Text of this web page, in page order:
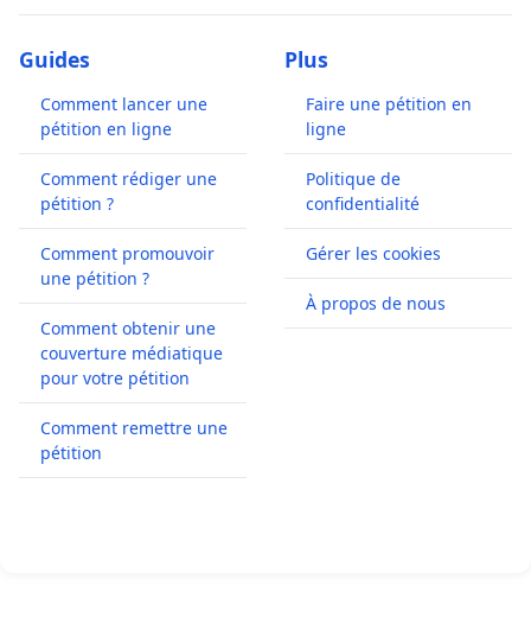
Guides
Comment lancer une
pétition en ligne
Comment rédiger une
pétition ?
Comment promouvoir
une pétition ?
Comment obtenir une
couverture médiatique
pour votre pétition
Comment remettre une
pétition
Plus
Faire une pétition en
ligne
Politique de
confidentialité
Gérer les cookies
À propos de nous